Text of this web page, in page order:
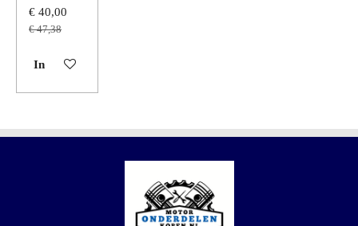
€ 40,00
€ 47,38
In winkelwagen